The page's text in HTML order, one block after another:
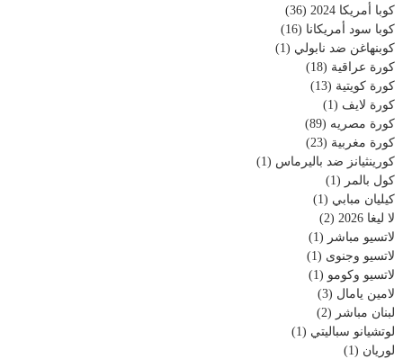
كوبا أمريكا 2024
(36)
كوبا سود أمريكانا (16)
كوبنهاغن ضد نابولي (1)
كورة عراقية (18)
كورة كويتية (13)
كورة لايف (1)
كورة مصريه (89)
كورة مغربية (23)
كورينثيانز ضد باليرماس (1)
كول بالمر (1)
كيليان مبابي (1)
لا ليغا 2026
(2)
لاتسيو مباشر (1)
لاتسيو وجنوى (1)
لاتسيو وكومو (1)
لامين يامال (3)
لبنان مباشر (2)
لوتشيانو سباليتي (1)
لوريان (1)